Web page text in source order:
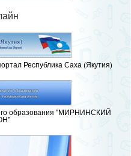
Республика Саха (Якутия)
образования "МИРНИНСКИЙ